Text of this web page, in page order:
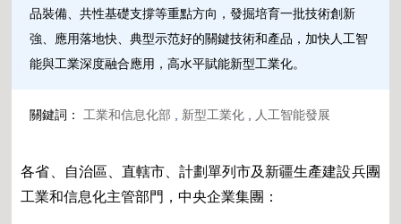
品裝備、共性基礎支撐等重點方向，發掘培育一批技術創新
強、應用落地快、典型示范好的關鍵技術和產品，加快人工智
能與工業深度融合應用，高水平賦能新型工業化。
關鍵詞： 工業和信息化部 新型工業化 人工智能發展
各省、自治區、直轄市、計劃單列市及新疆生產建設兵團
工業和信息化主管部門，中央企業集團：